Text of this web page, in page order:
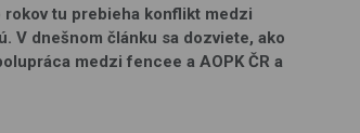
rokov tu prebieha konflikt medzi
V dnešnom článku sa dozviete, ako
medzi fencee a AOPK ČR a